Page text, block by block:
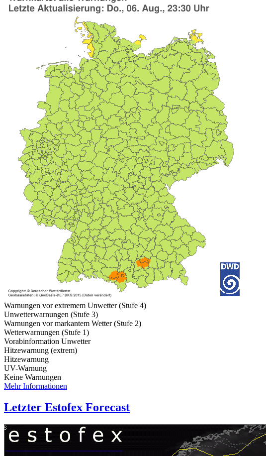
Warnungen vor extremem Unwetter (Stufe 4)
Unwetterwarnungen (Stufe 3)
Warnungen vor markantem Wetter (Stufe 2)
Wetterwarnungen (Stufe 1)
Vorabinformation Unwetter
Hitzewarnung (extrem)
Hitzewarnung
UV-Warnung
Keine Warnungen
Mehr Informationen
Letzter Estofex Forecast